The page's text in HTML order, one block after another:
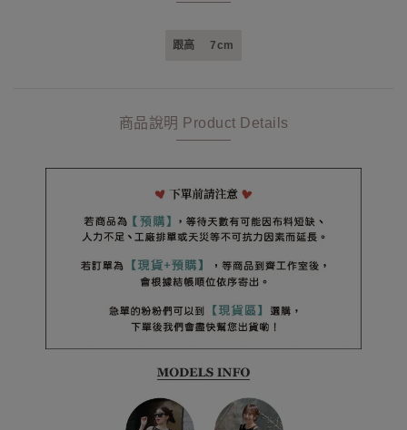
跟高 7cm
商品說明 Product Details